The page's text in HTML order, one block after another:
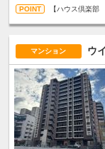
【ハウス倶楽
マンション ウ